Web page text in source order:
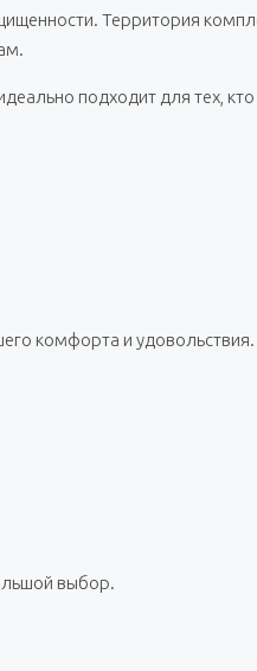
Территория
подходит для тех,
комфорта и
выбор.